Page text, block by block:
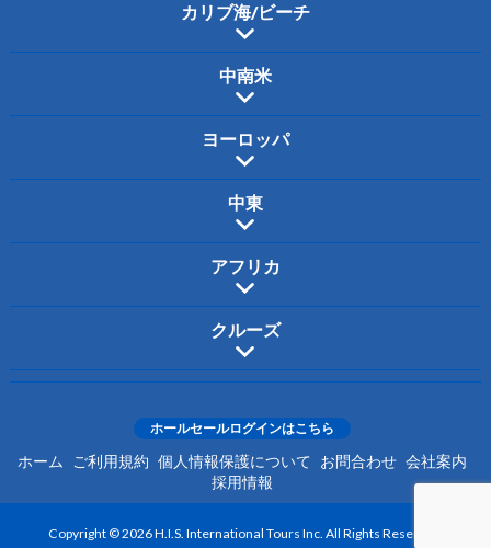
カリブ海/ビーチ
中南米
ヨーロッパ
中東
アフリカ
クルーズ
ホールセールログインはこちら
ホーム ご利用規約 個人情報保護について お問合わせ 会社案内
採用情報
Copyright © 2026 H.I.S. International Tours Inc. All Rights Reserved.